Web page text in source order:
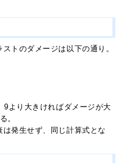
トのダメージは以下の通り。
9より大きければダメージが大
。
発生せず、同じ計算式とな